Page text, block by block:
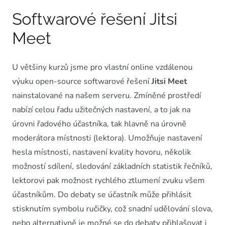
Softwarové řešení Jitsi
Meet
U většiny kurzů jsme pro vlastní online vzdálenou
výuku open-source softwarové řešeníJitsi Meet
nainstalované na našem serveru. Zmíněné prostředí
nabízí celou řadu užitečných nastavení, a to jak na
úrovni řadového účastníka, tak hlavně na úrovně
moderátora místnosti (lektora). Umožňuje nastavení
hesla místnosti, nastavení kvality hovoru, několik
možností sdílení, sledování základních statistik řečníků,
lektorovi pak možnost rychlého ztlumení zvuku všem
účastníkům. Do debaty se účastník může přihlásit
stisknutím symbolu ručičky, což snadní udělování slova,